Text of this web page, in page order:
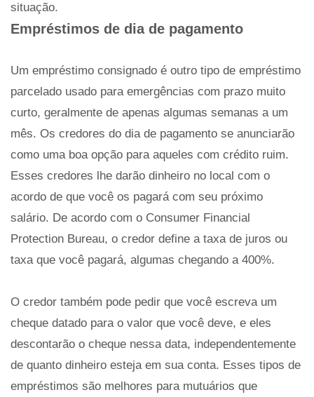
situação.
Empréstimos de dia de pagamento
Um empréstimo consignado é outro tipo de empréstimo
parcelado usado para emergências com prazo muito
curto, geralmente de apenas algumas semanas a um
mês. Os credores do dia de pagamento se anunciarão
como uma boa opção para aqueles com crédito ruim.
Esses credores lhe darão dinheiro no local com o
acordo de que você os pagará com seu próximo
salário. De acordo com o Consumer Financial
Protection Bureau, o credor define a taxa de juros ou
taxa que você pagará, algumas chegando a 400%.
O credor também pode pedir que você escreva um
cheque datado para o valor que você deve, e eles
descontarão o cheque nessa data, independentemente
de quanto dinheiro esteja em sua conta. Esses tipos de
empréstimos são melhores para mutuários que